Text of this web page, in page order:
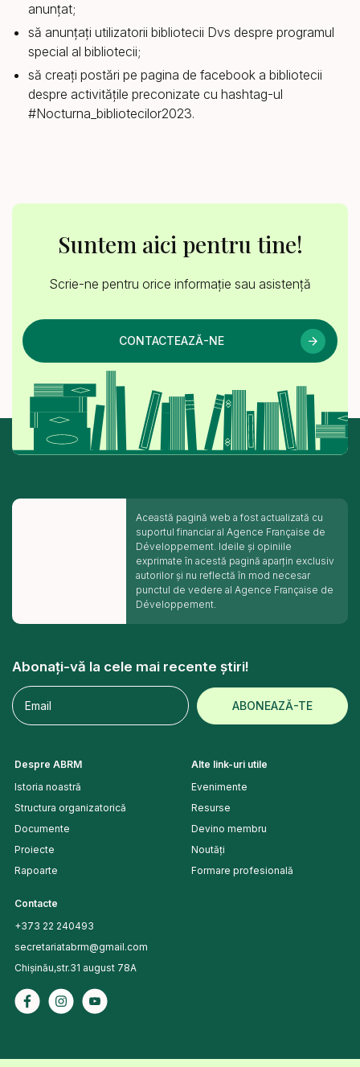
anunțat;
să anunțați utilizatorii bibliotecii Dvs despre programul
special al bibliotecii;
să creați postări pe pagina de facebook a bibliotecii
despre activitățile preconizate cu hashtag-ul
#Nocturna_bibliotecilor2023.
Suntem aici pentru tine!
Scrie-ne pentru orice informație sau asistență
CONTACTEAZĂ-NE
Această pagină web a fost actualizată cu
suportul financiar al Agence Française de
Développement. Ideile și opiniile
exprimate în acestă pagină aparțin exclusiv
autorilor și nu reflectă în mod necesar
punctul de vedere al Agence Française de
Développement.
Abonați-vă la cele mai recente știri!
Despre ABRM
Istoria noastră
Structura organizatorică
Documente
Proiecte
Rapoarte
Alte link-uri utile
Evenimente
Resurse
Devino membru
Noutăți
Formare profesională
Contacte
+373 22 240493
secretariatabrm@gmail.com
Chișinău,str.31 august 78A